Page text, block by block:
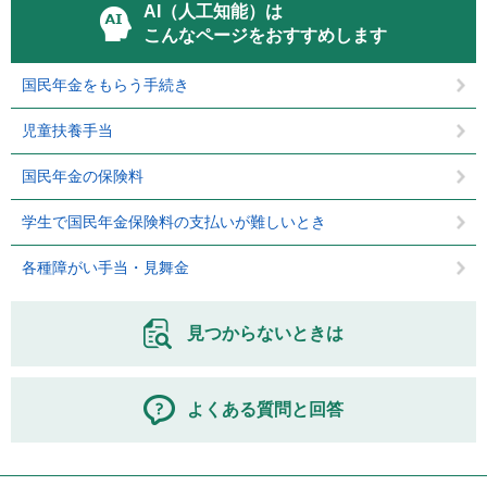
AI（人工知能）は
こんなページをおすすめします
国民年金をもらう手続き
児童扶養手当
国民年金の保険料
学生で国民年金保険料の支払いが難しいとき
各種障がい手当・見舞金
見つからないときは
よくある質問と回答